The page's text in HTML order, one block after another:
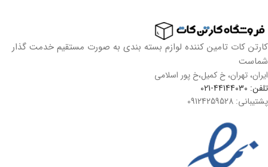
کارتن کات تامین کننده لوازم بسته بندی به صورت مستقیم خدمت گذار
شماست
ایران، تهران، خ کمیل،خ پور اسلامی
تلفن: 44144030-021
پشتیبانی: 09124259528